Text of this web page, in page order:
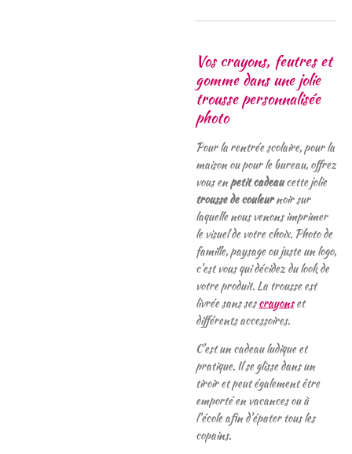
Vos crayons, feutres et
gomme dans une jolie
trousse personnalisée
photo
Pour la rentrée scolaire, pour la
maison ou pour le bureau, offrez
vous enpetit cadeaucette jolie
trousse de couleurnoir sur
laquelle nous venons imprimer
le visuel de votre choix. Photo de
famille, paysage ou juste un logo,
c'est vous qui décidez du look de
votre produit. La trousse est
livrée sans sescrayonset
différents accessoires.
C'est un cadeau ludique et
pratique. Il se glisse dans un
tiroir et peut également être
emporté en vacances ou à
l'école afin d'épater tous les
copains.